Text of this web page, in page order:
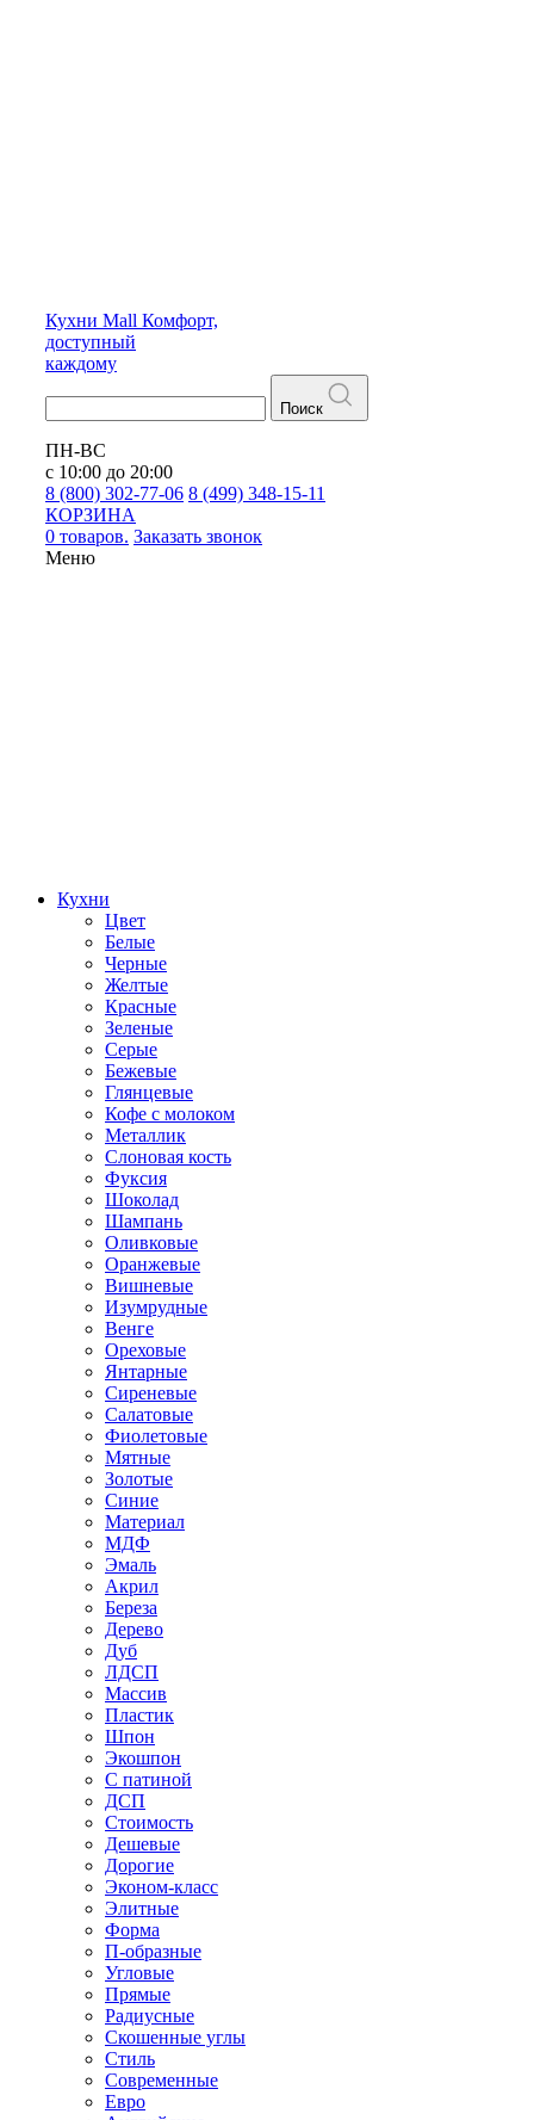
Кухни Mall Комфорт,
доступный
каждому
Поиск
ПН-ВС
с 10:00 до 20:00
8 (800) 302-77-06 8 (499) 348-15-11
КОРЗИНА
0 товаров. Заказать звонок
Меню
Кухни
Цвет
Белые
Черные
Желтые
Красные
Зеленые
Серые
Бежевые
Глянцевые
Кофе с молоком
Металлик
Слоновая кость
Фуксия
Шоколад
Шампань
Оливковые
Оранжевые
Вишневые
Изумрудные
Венге
Ореховые
Янтарные
Сиреневые
Салатовые
Фиолетовые
Мятные
Золотые
Синие
Материал
МДФ
Эмаль
Акрил
Береза
Дерево
Дуб
ЛДСП
Массив
Пластик
Шпон
Экошпон
С патиной
ДСП
Стоимость
Дешевые
Дорогие
Эконом-класс
Элитные
Форма
П-образные
Угловые
Прямые
Радиусные
Скошенные углы
Стиль
Современные
Евро